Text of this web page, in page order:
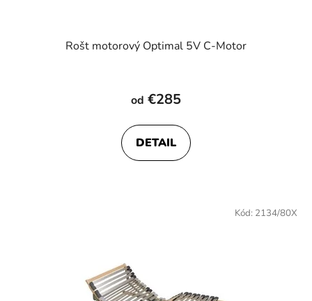
Rošt motorový Optimal 5V C-Motor
od €285
DETAIL
Kód: 2134/80X